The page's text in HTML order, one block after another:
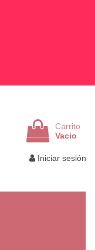
Carrito
Vacio
Iniciar sesión